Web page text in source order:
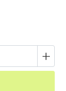
+